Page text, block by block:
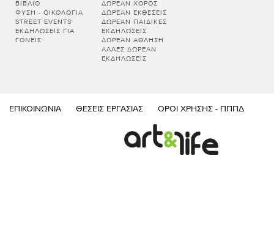
ΒΙΒΛΊΟ
ΦΎΣΗ - ΟΙΚΟΛΟΓΊΑ
STREET EVENTS
ΕΚΔΗΛΏΣΕΙΣ ΓΙΑ
ΓΟΝΕΊΣ
ΔΩΡΕΆΝ ΧΟΡΌΣ
ΔΩΡΕΆΝ ΕΚΘΈΣΕΙΣ
ΔΩΡΕΆΝ ΠΑΙΔΙΚΈΣ
ΕΚΔΗΛΏΣΕΙΣ
ΔΩΡΕΆΝ ΆΘΛΗΣΗ
ΆΛΛΕΣ ΔΩΡΕΆΝ
ΕΚΔΗΛΏΣΕΙΣ
ΕΠΙΚΟΙΝΩΝΊΑ ΘΈΣΕΙΣ ΕΡΓΑΣΊΑΣ ΌΡΟΙ ΧΡΉΣΗΣ - ΠΠΠΔ